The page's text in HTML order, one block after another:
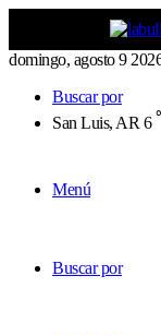
domingo, agosto 9
Buscar por
San Luis, AR 6
Menú
Buscar por